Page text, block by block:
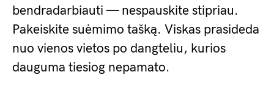
bendradarbiauti — nespauskite stipriau.
Pakeiskite suėmimo tašką. Viskas prasideda
nuo vienos vietos po dangteliu, kurios
dauguma tiesiog nepamato.